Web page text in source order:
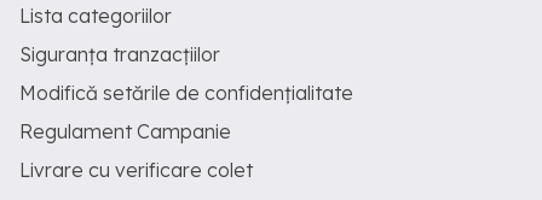
Lista categoriilor
Siguranța tranzacțiilor
Modifică setările de confidențialitate
Regulament Campanie
Livrare cu verificare colet